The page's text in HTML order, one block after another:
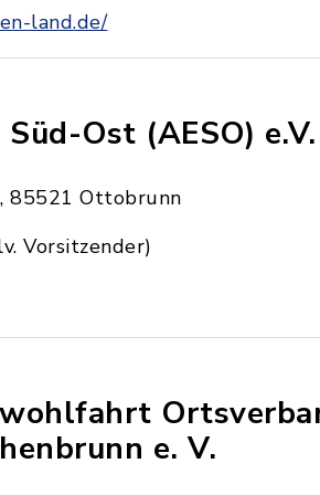
land.de/
Ost (AESO) e.V.
85521 Ottobrunn
Vorsitzender)
e. V.